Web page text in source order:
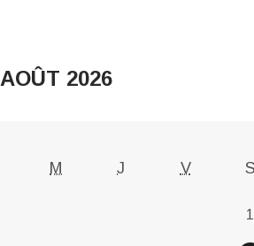
AOÛT 2026
M J V S
1